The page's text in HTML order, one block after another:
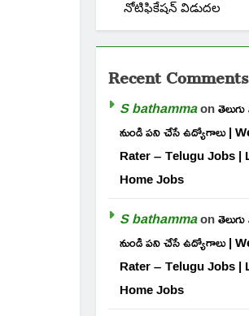
నోటిఫికేషన్ విడుదల
Recent Comments
S bathammaon
నుండి పని చేసే ఉద్యోగాలు |
Rater – Telugu Jobs |
Home Jobs
S bathammaon
నుండి పని చేసే ఉద్యోగాలు |
Rater – Telugu Jobs |
Home Jobs